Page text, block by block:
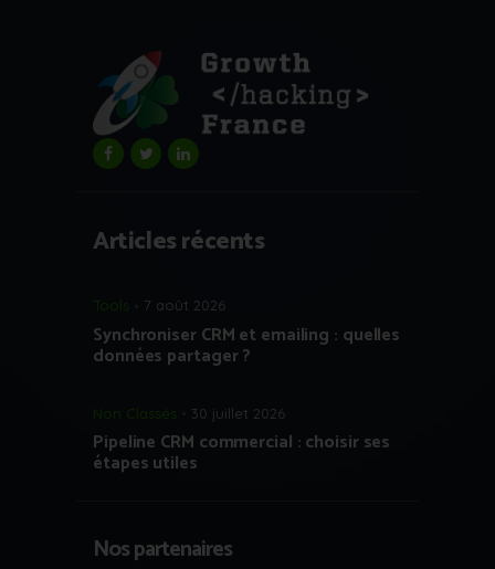
Articles récents
Tools 7 août 2026
Synchroniser CRM et emailing : quelles
données partager ?
Non Classés 30 juillet 2026
Pipeline CRM commercial : choisir ses
étapes utiles
Nos partenaires